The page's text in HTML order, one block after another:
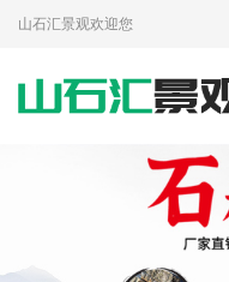
山石汇景观欢迎您